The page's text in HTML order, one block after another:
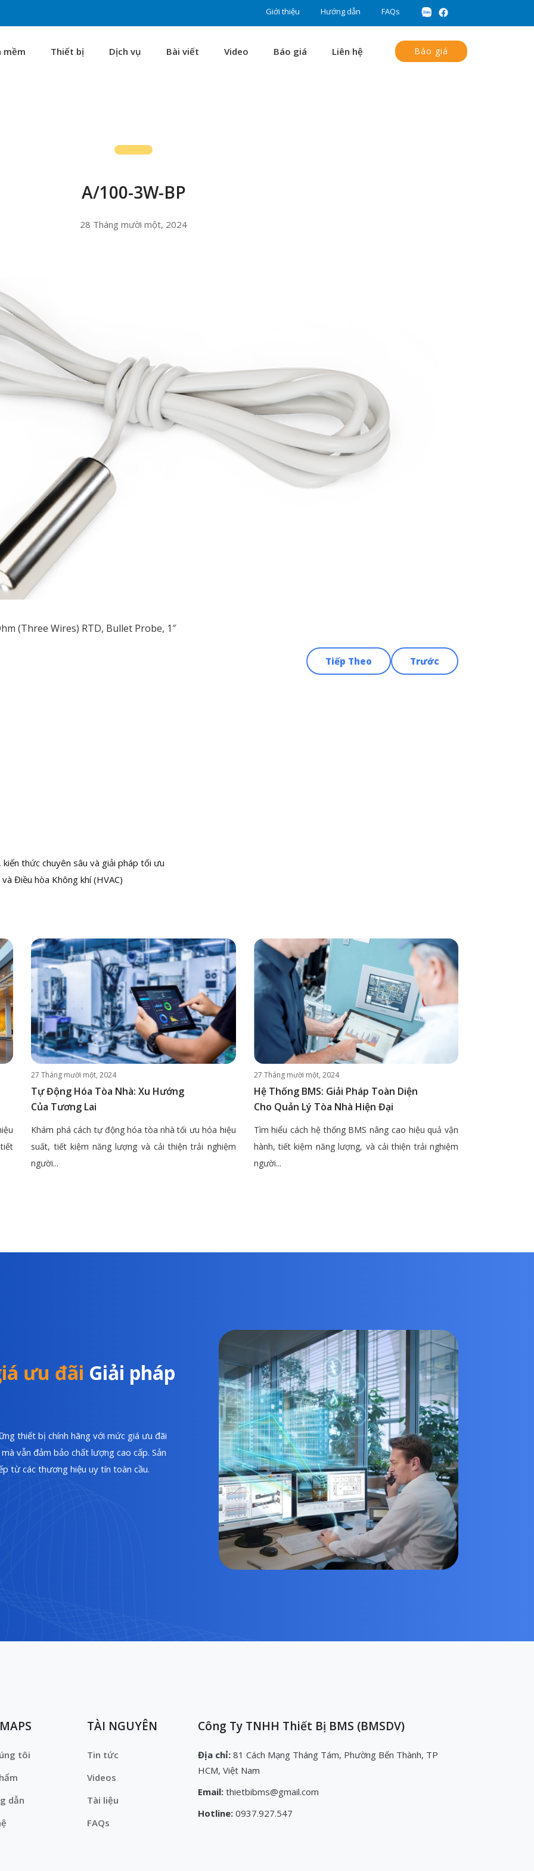
Giới thiệu Hướng dẫn FAQs
mềm Thiết bị Dịch vụ Bài viết Video Báo giá Liên hệ Báo giá
A/100-3W-BP
28 Tháng mười một, 2024
(Three Wires) RTD, Bullet Probe, 1″
Trước
Tiếp Theo
thức chuyên sâu và giải pháp tối ưu
Điều hòa Không khí (HVAC)
27 Tháng mười một, 2024
Tự Động Hóa Tòa Nhà: Xu Hướng
Của Tương Lai
Khám phá cách tự động hóa tòa nhà tối ưu hóa hiệu
suất, tiết kiệm năng lượng và cải thiện trải nghiệm
người...
27 Tháng mười một, 2024
Hệ Thống BMS: Giải Pháp Toàn Diện
Cho Quản Lý Tòa Nhà Hiện Đại
Tìm hiểu cách hệ thống BMS nâng cao hiệu quả vận
hành, tiết kiệm năng lượng, và cải thiện trải nghiệm
người...
ưu đãi Giải pháp
thiết bị chính hãng với mức giá ưu đãi
vẫn đảm bảo chất lượng cao cấp. Sản
từ các thương hiệu uy tín toàn cầu.
tôi
dẫn
TÀI NGUYÊN
Tin tức
Videos
Tài liệu
FAQs
Công Ty TNHH Thiết Bị BMS (BMSDV)
Địa chỉ: 81 Cách Mạng Tháng Tám, Phường Bến Thành, TP
HCM, Việt Nam
Email: thietbibms@gmail.com
Hotline: 0937.927.547